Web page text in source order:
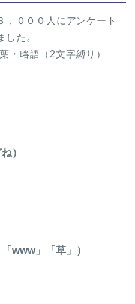
０００人にアンケート
した。
・略語（2文字縛り）
）
www」「草」）